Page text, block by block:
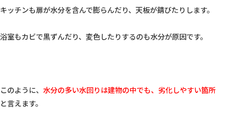
キッチンも扉が水分を含んで膨らんだり、天板が錆びたりします。
浴室もカビで黒ずんだり、変色したりするのも水分が原因です。
このように、 水分の多い水回りは建物の中でも、劣化しやすい箇所
と言えます。